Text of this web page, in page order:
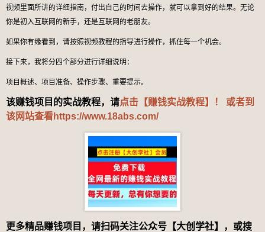
视频里面所讲的详细指南，付出自己的时间去操作，就可以拿到好的结果。无论
你是初入互联网的新手，还是互联网的老朋友。
如果你有缘看到，请按照视频教程的指导进行操作，抓住每一个机会。
接下来，我将分四个部分进行详细说明：
项目概述、项目准备、操作步骤、重要提示。
该赚钱项目的实战教程，请点击【赚钱实战教程】！ 或者到
该网站查看https://www.18abs.com/
更多精品赚钱项目，请扫码关注公众号【大创学社】，或搜